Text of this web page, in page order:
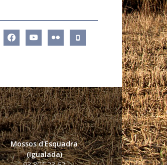
facebookyoutube flickr mobile
Mossos d'Esquadra
(Igualada)